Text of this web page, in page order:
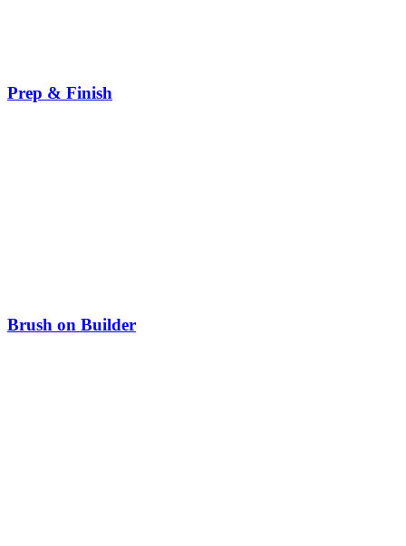
Prep & Finish
Brush on Builder